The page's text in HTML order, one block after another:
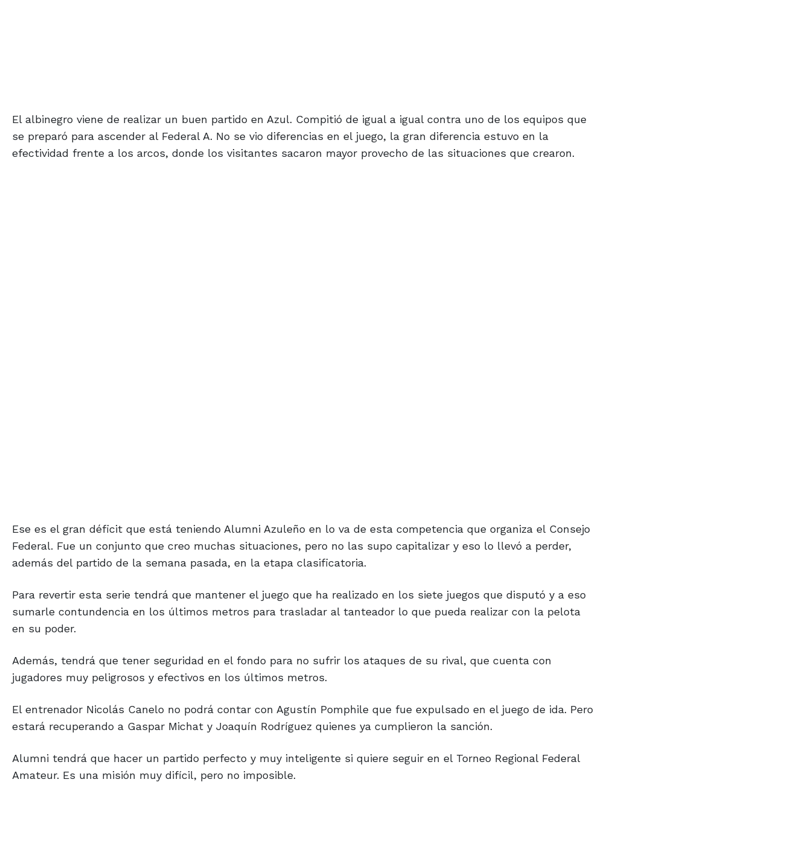
El albinegro viene de realizar un buen partido en Azul. Compitió de igual a igual contra uno de los equipos que
se preparó para ascender al Federal A. No se vio diferencias en el juego, la gran diferencia estuvo en la
efectividad frente a los arcos, donde los visitantes sacaron mayor provecho de las situaciones que crearon.
Ese es el gran déficit que está teniendo Alumni Azuleño en lo va de esta competencia que organiza el Consejo
Federal. Fue un conjunto que creo muchas situaciones, pero no las supo capitalizar y eso lo llevó a perder,
además del partido de la semana pasada, en la etapa clasificatoria.
Para revertir esta serie tendrá que mantener el juego que ha realizado en los siete juegos que disputó y a eso
sumarle contundencia en los últimos metros para trasladar al tanteador lo que pueda realizar con la pelota
en su poder.
Además, tendrá que tener seguridad en el fondo para no sufrir los ataques de su rival, que cuenta con
jugadores muy peligrosos y efectivos en los últimos metros.
El entrenador Nicolás Canelo no podrá contar con Agustín Pomphile que fue expulsado en el juego de ida. Pero
estará recuperando a Gaspar Michat y Joaquín Rodríguez quienes ya cumplieron la sanción.
Alumni tendrá que hacer un partido perfecto y muy inteligente si quiere seguir en el Torneo Regional Federal
Amateur. Es una misión muy difícil, pero no imposible.